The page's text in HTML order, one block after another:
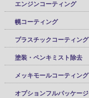
エンジンコーティング
幌コーティング
プラスチックコーティング
塗装・ペンキミスト除去
メッキモールコーティング
オプションフルパッケージ